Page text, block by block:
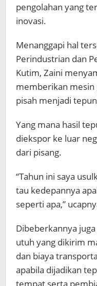
pengolahan yang
inovasi.
Menanggapi hal
Perindustrian dan
Kutim, Zaini
memberikan mesin
pisah menjadi
Yang mana hasil
diekspor ke luar
dari pisang.
“Tahun ini saya
tau kedepannya
seperti apa,”
Dibeberkannya
utuh yang dikirim
dan biaya
apabila dijadikan